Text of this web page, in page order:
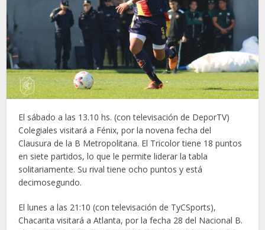
El sábado a las 13.10 hs. (con televisación de DeporTV)
Colegiales visitará a Fénix, por la novena fecha del
Clausura de la B Metropolitana. El Tricolor tiene 18 puntos
en siete partidos, lo que le permite liderar la tabla
solitariamente. Su rival tiene ocho puntos y está
decimosegundo.
El lunes a las 21:10 (con televisación de TyCSports),
Chacarita visitará a Atlanta, por la fecha 28 del Nacional B.